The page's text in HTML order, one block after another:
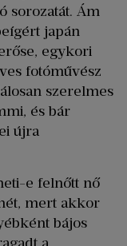
sorozatát. Ám
japán
egykori
fotóművész
szerelmes
és bár
újra
e felnőtt nő
mert akkor
bájos